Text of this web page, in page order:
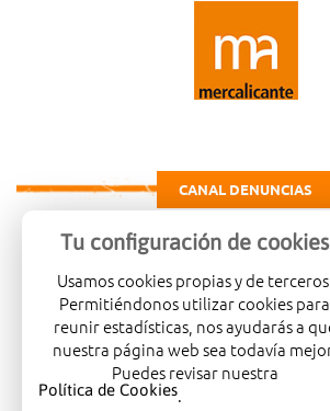
CANAL DENUNCIAS
Carretera de Madrid Km. 4, 03114
Administrativo, planta 3ª
966081001
Aviso legal Política de cookies
Tu configuración de cookies
Usamos cookies propias y de
Permitiéndonos utilizar cookies para
reunir estadísticas, nos ayudarás a
nuestra página web sea todavía
Puedes revisar nuestra
Política de Cookies.